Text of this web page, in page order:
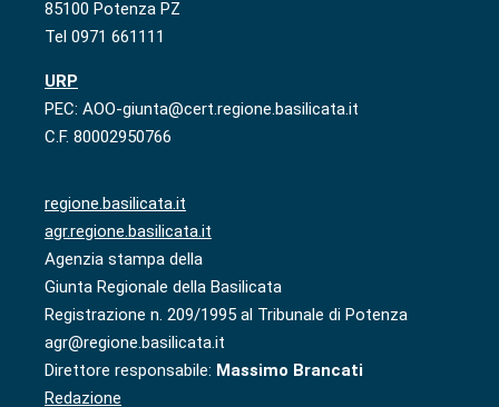
85100 Potenza PZ
Tel 0971 661111
URP
PEC: AOO-giunta@cert.regione.basilicata.it
C.F. 80002950766
regione.basilicata.it
agr.regione.basilicata.it
Agenzia stampa della
Giunta Regionale della Basilicata
Registrazione n. 209/1995 al Tribunale di Potenza
agr@regione.basilicata.it
Direttore responsabile: Massimo Brancati
Redazione